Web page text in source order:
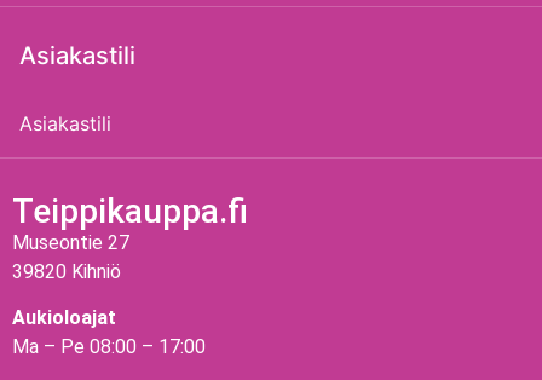
Asiakastili
Asiakastili
Teippikauppa.fi
Museontie 27
39820 Kihniö
Aukioloajat
Ma – Pe 08:00 – 17:00